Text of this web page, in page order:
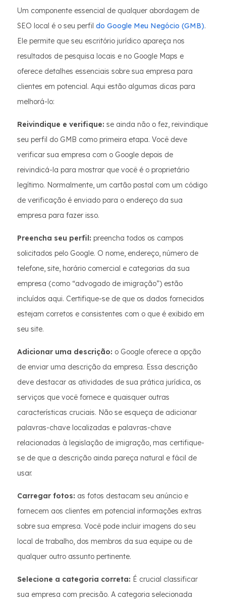
Um componente essencial de qualquer abordagem de
SEO local é o seu perfil do Google Meu Negócio (GMB).
Ele permite que seu escritório jurídico apareça nos
resultados de pesquisa locais e no Google Maps e
oferece detalhes essenciais sobre sua empresa para
clientes em potencial. Aqui estão algumas dicas para
melhorá-lo:
Reivindique e verifique: se ainda não o fez, reivindique
seu perfil do GMB como primeira etapa. Você deve
verificar sua empresa com o Google depois de
reivindicá-la para mostrar que você é o proprietário
legítimo. Normalmente, um cartão postal com um código
de verificação é enviado para o endereço da sua
empresa para fazer isso.
Preencha seu perfil: preencha todos os campos
solicitados pelo Google. O nome, endereço, número de
telefone, site, horário comercial e categorias da sua
empresa (como “advogado de imigração”) estão
incluídos aqui. Certifique-se de que os dados fornecidos
estejam corretos e consistentes com o que é exibido em
seu site.
Adicionar uma descrição: o Google oferece a opção
de enviar uma descrição da empresa. Essa descrição
deve destacar as atividades de sua prática jurídica, os
serviços que você fornece e quaisquer outras
características cruciais. Não se esqueça de adicionar
palavras-chave localizadas e palavras-chave
relacionadas à legislação de imigração, mas certifique-
se de que a descrição ainda pareça natural e fácil de
usar.
Carregar fotos: as fotos destacam seu anúncio e
fornecem aos clientes em potencial informações extras
sobre sua empresa. Você pode incluir imagens do seu
local de trabalho, dos membros da sua equipe ou de
qualquer outro assunto pertinente.
Selecione a categoria correta: É crucial classificar
sua empresa com precisão. A categoria selecionada